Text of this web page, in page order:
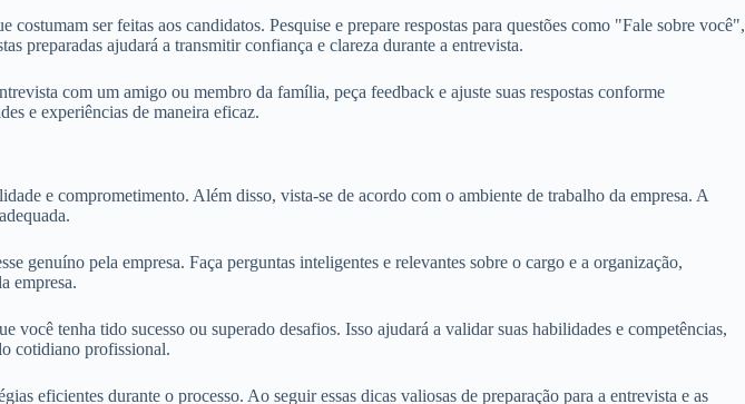
ser feitas aos candidatos. Pesquise e prepare respostas para questões como "Fale sobre você",
preparadas ajudará a transmitir confiança e clareza durante a entrevista.
com um amigo ou membro da família, peça feedback e ajuste suas respostas conforme
e experiências de maneira eficaz.
e comprometimento. Além disso, vista-se de acordo com o ambiente de trabalho da empresa. A
genuíno pela empresa. Faça perguntas inteligentes e relevantes sobre o cargo e a organização,
empresa.
tenha tido sucesso ou superado desafios. Isso ajudará a validar suas habilidades e competências,
cotidiano profissional.
eficientes durante o processo. Ao seguir essas dicas valiosas de preparação para a entrevista e as